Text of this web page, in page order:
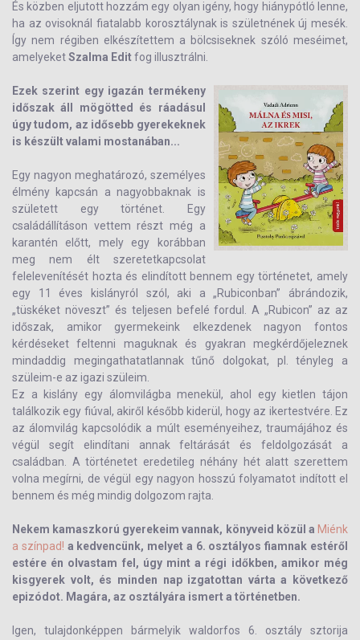
És közben eljutott hozzám egy olyan igény, hogy hiánypótló lenne,
ha az ovisoknál fiatalabb korosztálynak is születnének új mesék.
Így nem régiben elkészítettem a bölcsiseknek szóló meséimet,
amelyeketSzalma Editfog illusztrálni.
Ezek szerint egy igazán termékeny
időszak áll mögötted és ráadásul
úgy tudom, az idősebb gyerekeknek
is készült valami mostanában...
Egy nagyon meghatározó, személyes
élmény kapcsán a nagyobbaknak is
született egy történet. Egy
családállításon vettem részt még a
karantén előtt, mely egy korábban
meg nem élt szeretetkapcsolat
felelevenítését hozta és elindított bennem egy történetet, amely
egy 11 éves kislányról szól, aki a „Rubiconban” ábrándozik,
„tüskéket növeszt” és teljesen befelé fordul. A „Rubicon” az az
időszak, amikor gyermekeink elkezdenek nagyon fontos
kérdéseket feltenni maguknak és gyakran megkérdőjeleznek
mindaddig megingathatatlannak tűnő dolgokat, pl. tényleg a
szüleim-e az igazi szüleim.
Ez a kislány egy álomvilágba menekül, ahol egy kietlen tájon
találkozik egy fiúval, akiről később kiderül, hogy az ikertestvére. Ez
az álomvilág kapcsolódik a múlt eseményeihez, traumájához és
végül segít elindítani annak feltárását és feldolgozását a
családban. A történetet eredetileg néhány hét alatt szerettem
volna megírni, de végül egy nagyon hosszú folyamatot indított el
bennem és még mindig dolgozom rajta.
Nekem kamaszkorú gyerekeim vannak, könyveid közül a Miénk
a színpad! a kedvencünk, melyet a 6. osztályos fiamnak estéről
estére én olvastam fel, úgy mint a régi időkben, amikor még
kisgyerek volt, és minden nap izgatottan várta a következő
epizódot. Magára, az osztályára ismert a történetben.
Igen, tulajdonképpen bármelyik waldorfos 6. osztály sztorija